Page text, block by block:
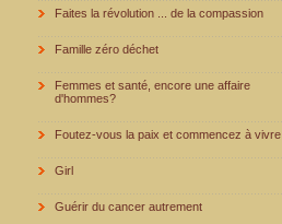
Faites la révolution ... de la compassion
Famille zéro déchet
Femmes et santé, encore une affaire
d'hommes?
Foutez-vous la paix et commencez à vivre
Girl
Guérir du cancer autrement